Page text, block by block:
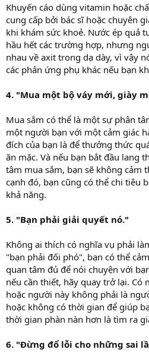
Khuyến cáo dùng vitamin hoặc
cung cấp bởi bác sĩ hoặc chuyên
khi khám sức khoẻ. Nước ép quả
hầu hết các trường hợp, nhưng
nhau về axit trong dạ dày, vì vậy
các phản ứng phụ khác nếu bạn
4. "Mua một bộ váy mới, giày
Mua sắm có thể là một sự phân
một người bạn với một cảm giác
đích của bạn là để thưởng thức
ăn mặc. Và nếu bạn bắt đầu lang
tâm mua sắm, bạn sẽ không cảm
cạnh đó, bạn cũng có thể chi tiêu
khả năng.
5. "Bạn phải giải quyết nó."
Không ai thích có nghĩa vụ phải
"bạn phải đối phó", bạn có thể
quan tâm đủ để nói chuyện với
nếu cần thiết, hãy quay trở lại. Có
hoặc người này không phải là
hoặc không có thời gian để giúp
thời gian phàn nàn hơn là tìm ra
6. "Đừng đổ lỗi cho những sai